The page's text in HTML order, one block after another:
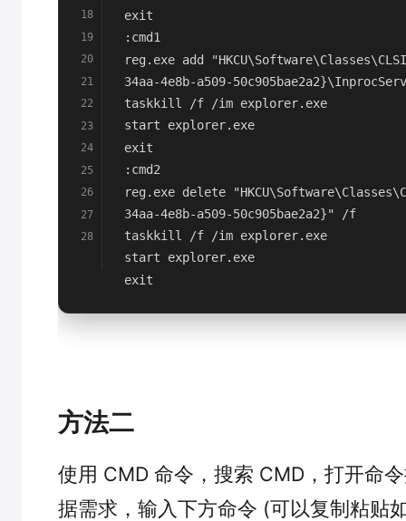
18
19
20
21
22
23
24
25
26
27
28
exit
:cmd1
reg.exe add
34aa-4e8b-a509-
taskkill /f /im explorer.exe
start explorer.exe
exit
:cmd2
reg.exe delete
34aa-4e8b-a509-50c905bae2a2}" /f
taskkill /f /im explorer.exe
start explorer.exe
exit
方法二
使用 CMD 命令，搜索 CMD，打开命
据需求，输入下方命令 (可以复制粘贴